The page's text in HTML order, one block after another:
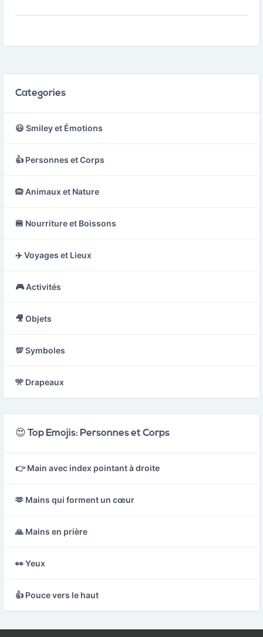
Categories
😃 Smiley et Émotions
👍 Personnes et Corps
🙉 Animaux et Nature
🍔 Nourriture et Boissons
✈️ Voyages et Lieux
🎮 Activités
🎥 Objets
💯 Symboles
🎌 Drapeaux
😍 Top Emojis: Personnes et Corps
👉 Main avec index pointant à droite
🫶 Mains qui forment un cœur
🙏 Mains en prière
👀 Yeux
👍 Pouce vers le haut